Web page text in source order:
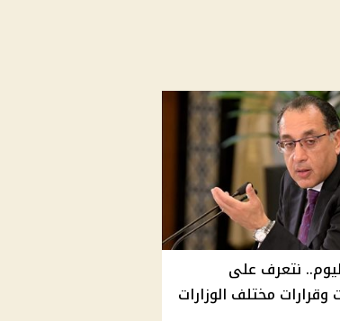
نتعرف على
مختلف الوزارات